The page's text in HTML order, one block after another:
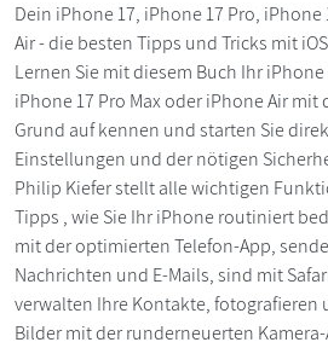
Dein iPhone 17, iPhone 17 Pro,
Air - die besten Tipps und Tricks mit
Lernen Sie mit diesem Buch Ihr iPhone
iPhone 17 Pro Max oder iPhone Air mit
Grund auf kennen und starten Sie
Einstellungen und der nötigen
Philip Kiefer stellt alle wichtigen
Tipps , wie Sie Ihr iPhone routiniert
mit der optimierten Telefon-App,
Nachrichten und E-Mails, sind mit
verwalten Ihre Kontakte, fotografieren
Bilder mit der runderneuerten